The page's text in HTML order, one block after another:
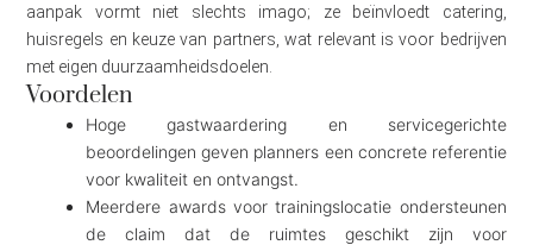
aanpak vormt niet slechts imago; ze beïnvloedt catering,
huisregels en keuze van partners, wat relevant is voor bedrijven
met eigen duurzaamheidsdoelen.
Voordelen
Hoge gastwaardering en servicegerichte
beoordelingen geven planners een concrete referentie
voor kwaliteit en ontvangst.
Meerdere awards voor trainingslocatie ondersteunen
de claim dat de ruimtes geschikt zijn voor